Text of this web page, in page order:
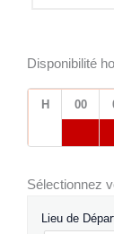
Disponibilité
H 00
Sélectionnez
Lieu de